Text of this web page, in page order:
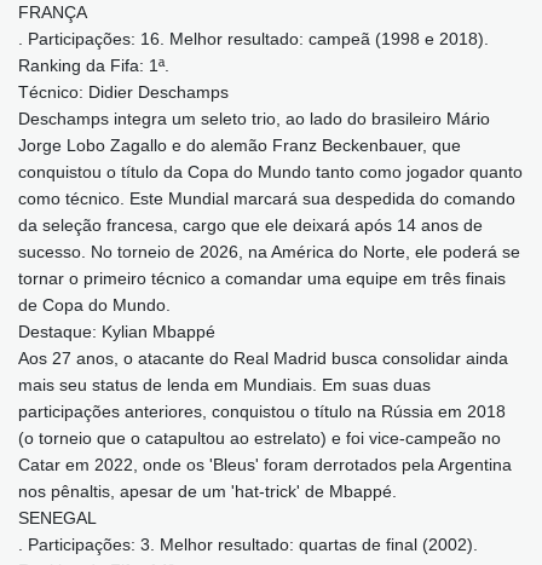
FRANÇA
. Participações: 16. Melhor resultado: campeã (1998 e 2018).
Ranking da Fifa: 1ª.
Técnico: Didier Deschamps
Deschamps integra um seleto trio, ao lado do brasileiro Mário
Jorge Lobo Zagallo e do alemão Franz Beckenbauer, que
conquistou o título da Copa do Mundo tanto como jogador quanto
como técnico. Este Mundial marcará sua despedida do comando
da seleção francesa, cargo que ele deixará após 14 anos de
sucesso. No torneio de 2026, na América do Norte, ele poderá se
tornar o primeiro técnico a comandar uma equipe em três finais
de Copa do Mundo.
Destaque: Kylian Mbappé
Aos 27 anos, o atacante do Real Madrid busca consolidar ainda
mais seu status de lenda em Mundiais. Em suas duas
participações anteriores, conquistou o título na Rússia em 2018
(o torneio que o catapultou ao estrelato) e foi vice-campeão no
Catar em 2022, onde os 'Bleus' foram derrotados pela Argentina
nos pênaltis, apesar de um 'hat-trick' de Mbappé.
SENEGAL
. Participações: 3. Melhor resultado: quartas de final (2002).